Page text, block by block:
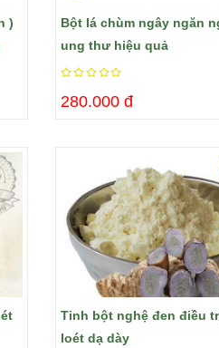
)
​Bột lá chùm ngây ngăn
ung thư hiệu quả
280.000 đ
Tinh bột nghệ đen điều
loét dạ dày